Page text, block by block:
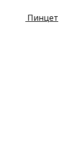
Пинцет